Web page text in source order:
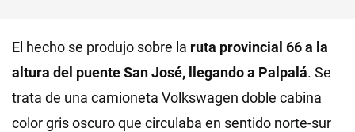
El hecho se produjo sobre la ruta provincial 66 a la
altura del puente San José, llegando a Palpalá. Se
trata de una camioneta Volkswagen doble cabina
color gris oscuro que circulaba en sentido norte-sur